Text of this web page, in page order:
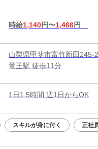
時給1,140円〜1,466円
山梨県甲斐市富竹新田245-2
竜王駅 徒歩11分
1日1.5時間 週1日からOK
スキルが身に付く 正社